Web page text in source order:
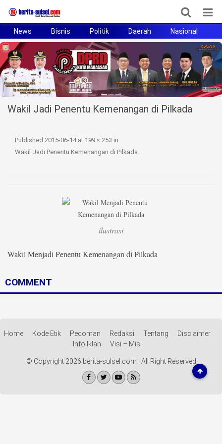
Home
News
Politik
Pendidikan
Bisnis
Video
Disclaimer
News Bisnis Politik Daerah Nasional
Wakil Jadi Penentu Kemenangan di Pilkada
Published 2015-06-14at 199 × 253 in
Wakil Jadi Penentu Kemenangan di Pilkada
ilustrasi
Wakil Menjadi Penentu Kemenangan di Pilkada
COMMENT
Home Kode Etik Pedoman Redaksi Tentang
Disclaimer
Info Iklan
Visi – Misi
© Copyright 2026 berita-sulsel.com . All Right Reserved